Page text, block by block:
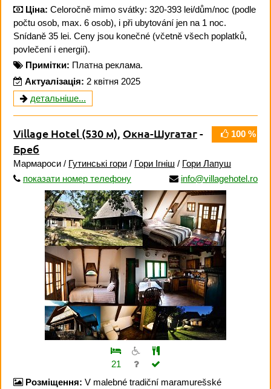
Ціна: Celoročně mimo svátky: 320-393 lei/dům/noc (podle
počtu osob, max. 6 osob), i při ubytování jen na 1 noc.
Snídaně 35 lei. Ceny jsou konečné (včetně všech poplatků,
povlečení i energií).
Примітки: Платна реклама.
Актуалізація: 2 квітня 2025
детальніше...
100 %
Village Hotel (530 м), Окна-Шугатаг-
Бреб
Мармароси / Гутинські гори / Гори Ігніш / Гори Лапуш
показати номер телефону
info@villagehotel.ro
21
Розміщення: V malebné tradiční maramurešské